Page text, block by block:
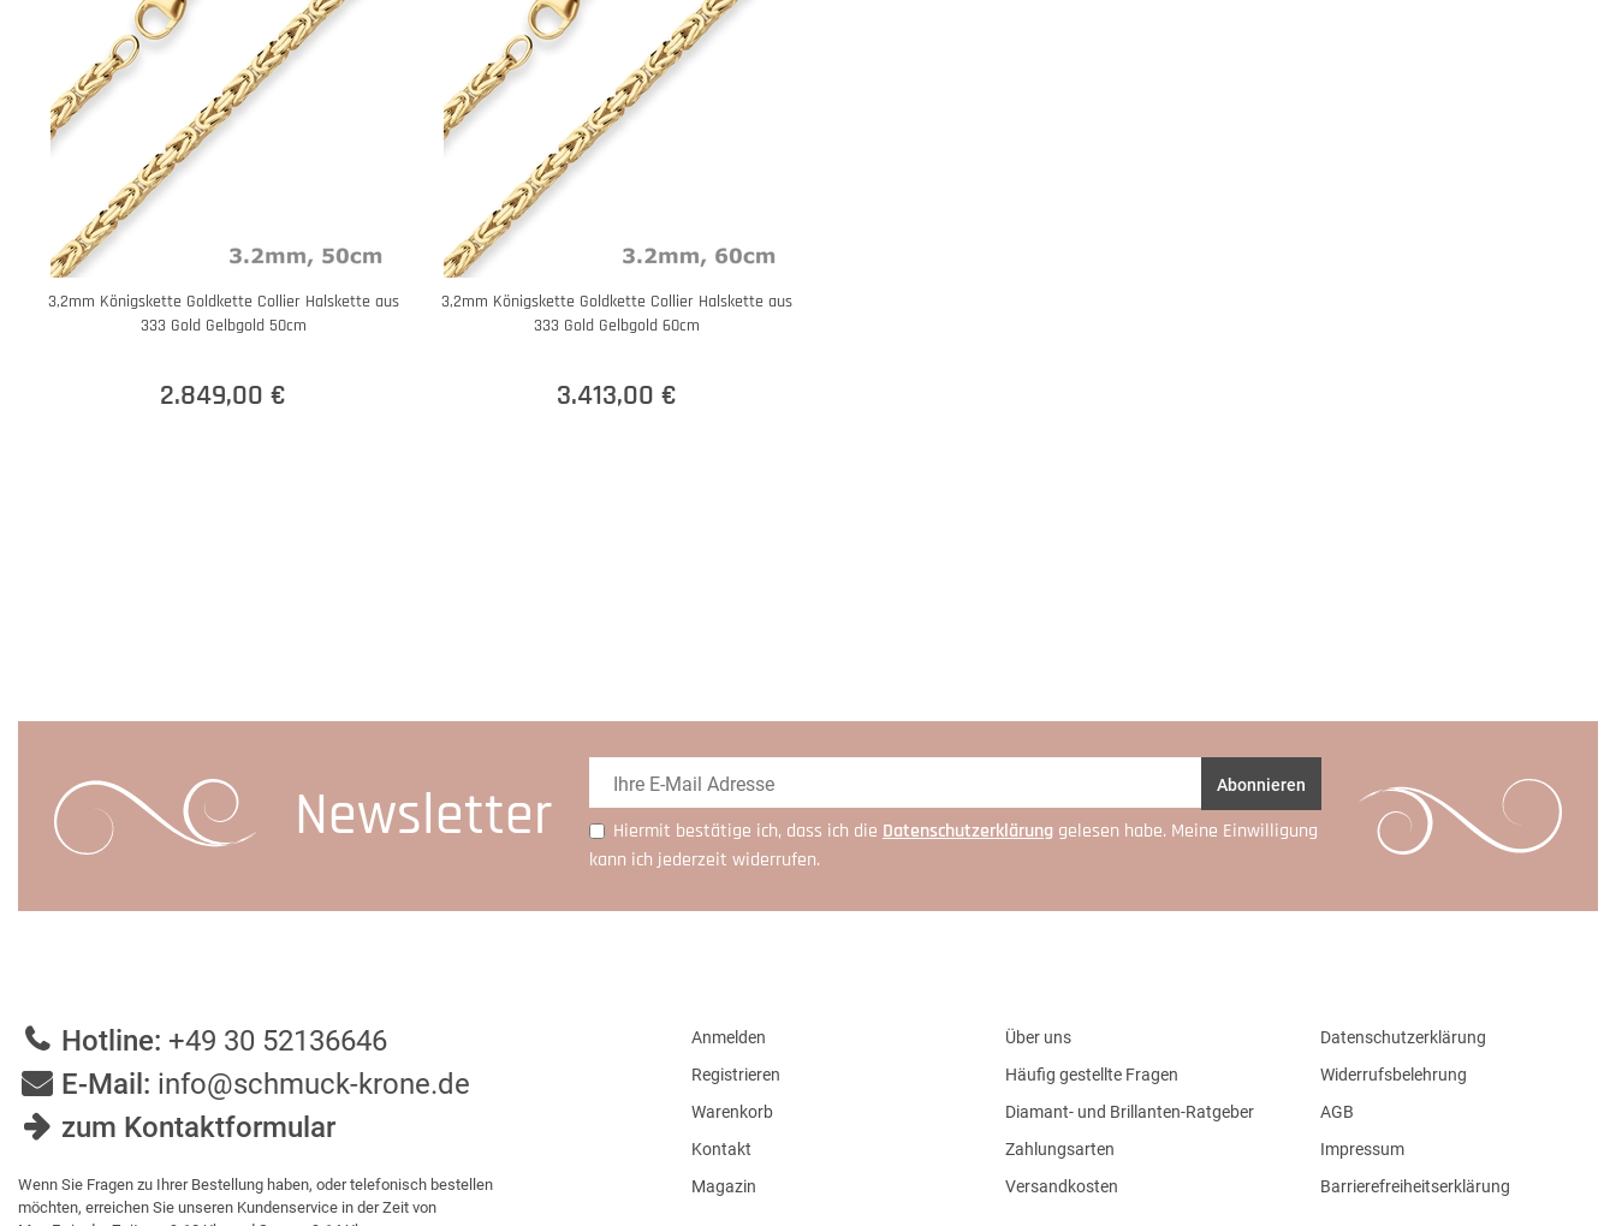
3,2mm Königskette Goldkette Collier Halskette aus
333 Gold Gelbgold 50cm
2.849,00 €
3,2mm Königskette Goldkette Collier Halskette aus
333 Gold Gelbgold 60cm
3.413,00 €
Newsletter Abonnieren
Hiermit bestätige ich, dass ich die Daten­schutz­erklärung gelesen habe. Meine Einwilligung
kann ich jederzeit widerrufen.
Hotline: +49 30 52136646
E-Mail: info@schmuck-krone.de
zum Kontaktformular
Wenn Sie Fragen zu Ihrer Bestellung haben, oder telefonisch bestellen
möchten, erreichen Sie unseren Kundenservice in der Zeit von
Anmelden
Registrieren
Warenkorb
Kontakt
Magazin
Über uns
Häufig gestellte Fragen
Diamant- und Brillanten-Ratgeber
Zahlungsarten
Versandkosten
Datenschutzerklärung
Widerrufsbelehrung
AGB
Impressum
Barrierefreiheitserklärung